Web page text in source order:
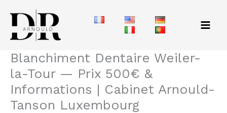
contenu
Blanchiment Dentaire Weiler-
la-Tour — Prix 500€ &
Informations | Cabinet Arnould-
Tanson Luxembourg